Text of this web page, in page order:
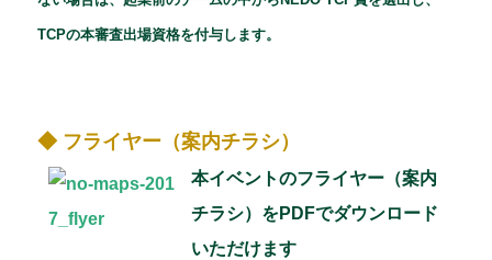
TCPの本審査出場資格を付与します。
◆ フライヤー（案内チラシ）
本イベントのフライヤー（案内
チラシ）をPDFでダウンロード
いただけます